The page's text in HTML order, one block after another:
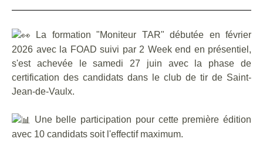
La formation "Moniteur TAR" débutée en février
2026 avec la FOAD suivi par 2 Week end en présentiel,
s'est achevée le samedi 27 juin avec la phase de
certification des candidats dans le club de tir de Saint-
Jean-de-Vaulx.
Une belle participation pour cette première édition
avec 10 candidats soit l'effectif maximum.